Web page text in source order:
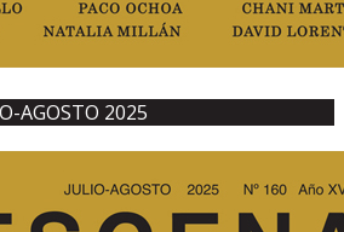
AGOSTO 2025